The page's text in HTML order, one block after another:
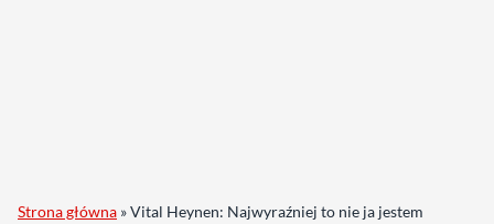
Strona główna »Vital Heynen: Najwyraźniej to nie ja jestem